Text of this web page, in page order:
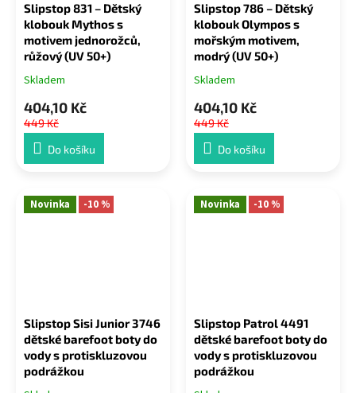
Slipstop 831 – Dětský
klobouk Mythos s
motivem jednorožců,
růžový (UV 50+)
Skladem
404,10 Kč
449 Kč
Do košíku
Slipstop 786 – Dětský
klobouk Olympos s
mořským motivem,
modrý (UV 50+)
Skladem
404,10 Kč
449 Kč
Do košíku
Novinka -10 %
Slipstop Sisi Junior 3746
dětské barefoot boty do
vody s protiskluzovou
podrážkou
Novinka -10 %
Slipstop Patrol 4491
dětské barefoot boty do
vody s protiskluzovou
podrážkou